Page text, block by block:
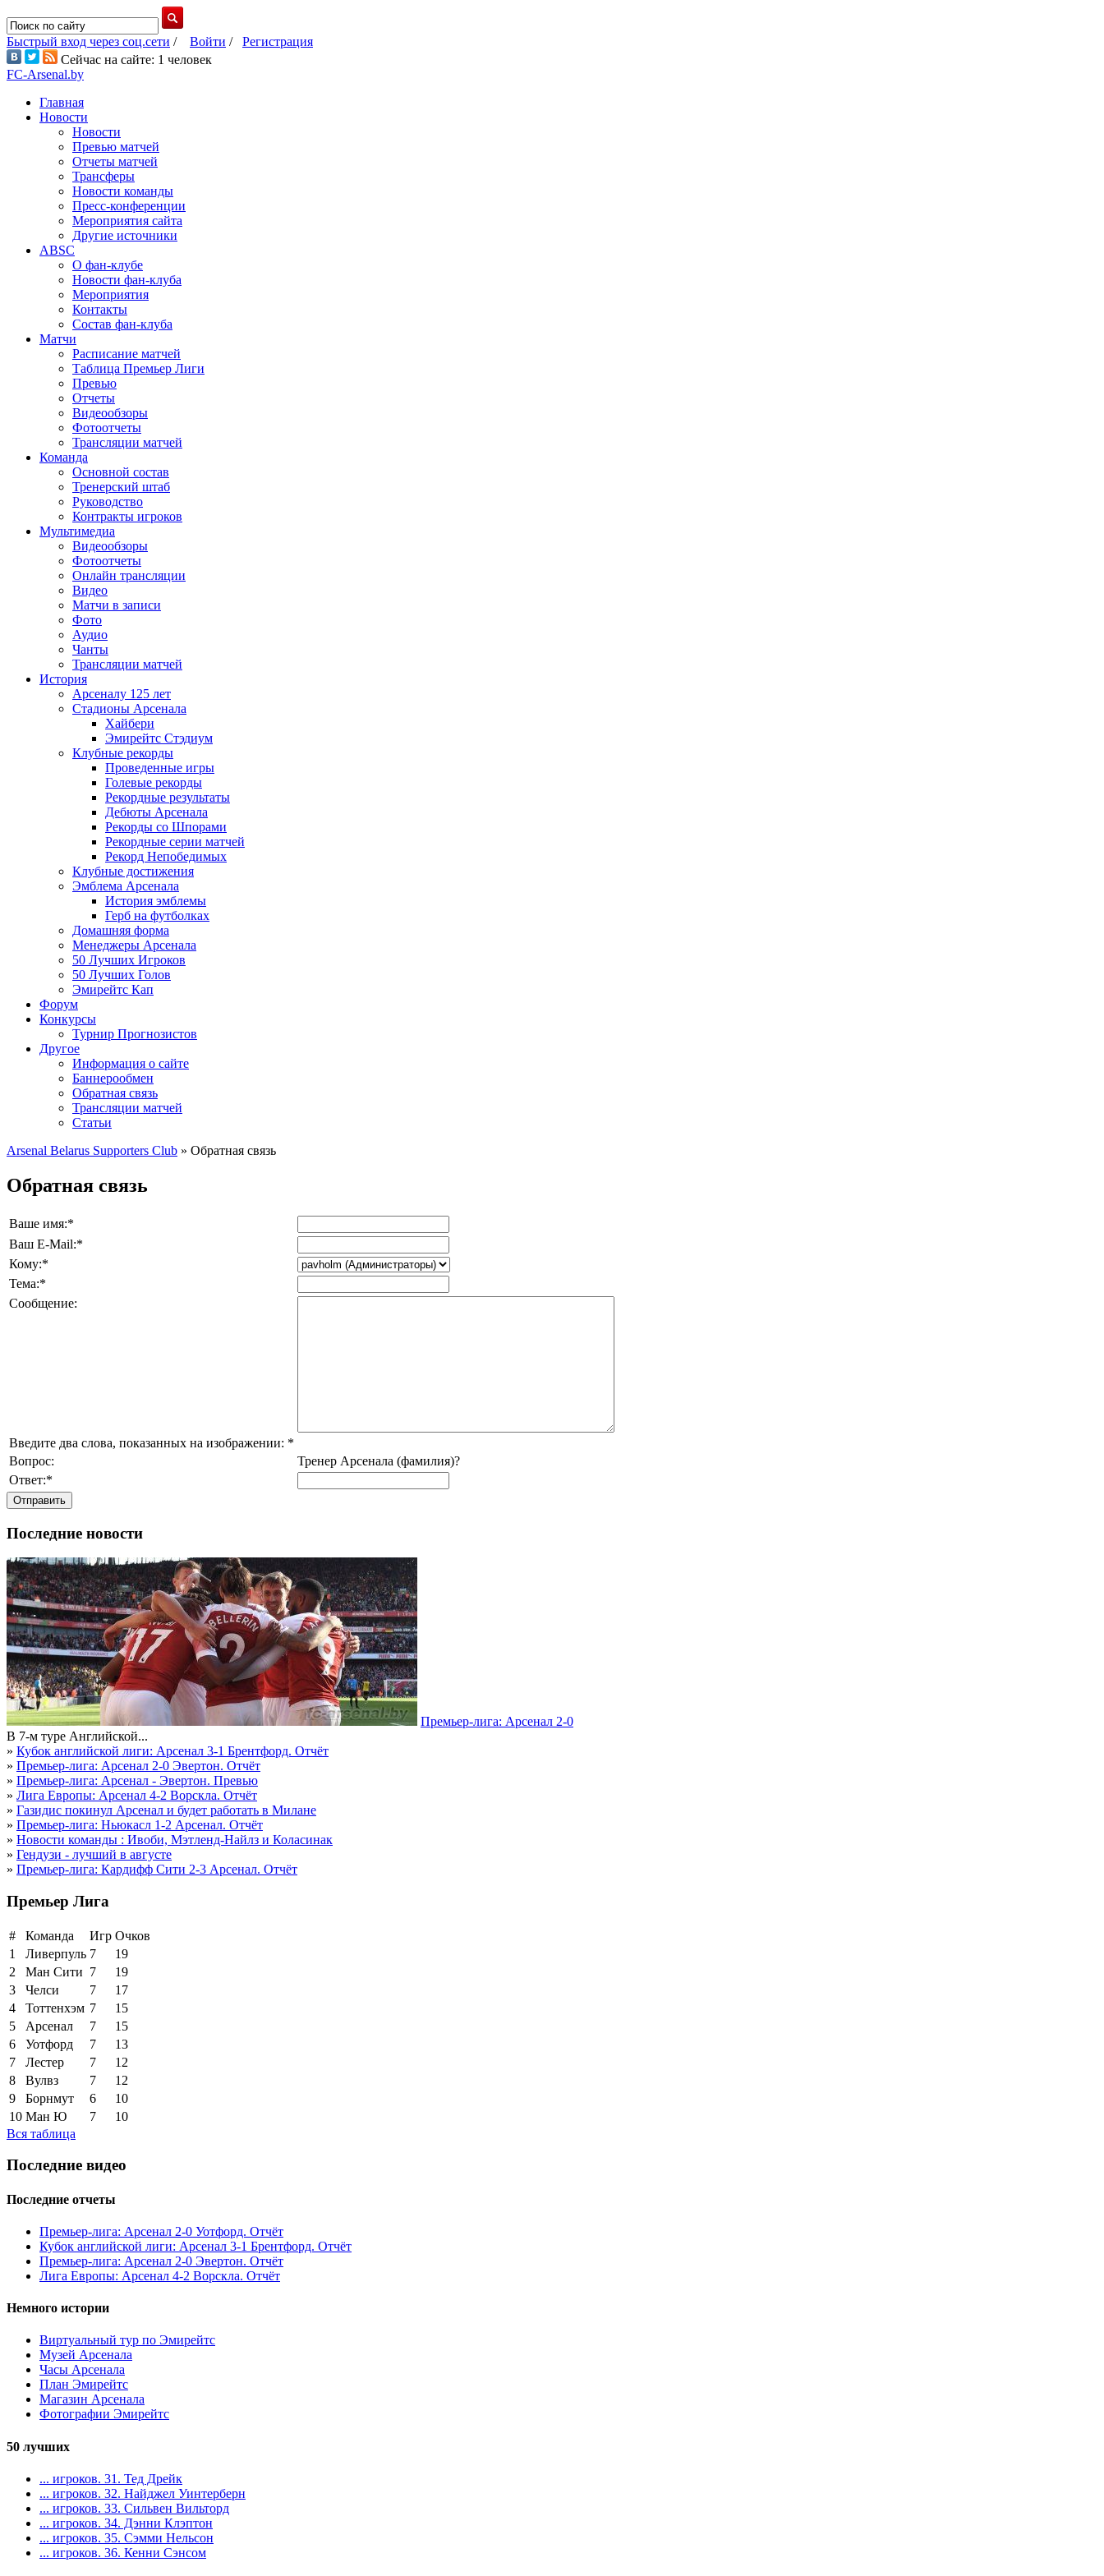
Быстрый вход через соц.сети / Войти / Регистрация
Сейчас на сайте: 1 человек
FC-Arsenal.by
Главная
Новости
Новости
Превью матчей
Отчеты матчей
Трансферы
Новости команды
Пресс-конференции
Мероприятия сайта
Другие источники
ABSC
О фан-клубе
Новости фан-клуба
Мероприятия
Контакты
Состав фан-клуба
Матчи
Расписание матчей
Таблица Премьер Лиги
Превью
Отчеты
Видеообзоры
Фотоотчеты
Трансляции матчей
Команда
Основной состав
Тренерский штаб
Руководство
Контракты игроков
Мультимедиа
Видеообзоры
Фотоотчеты
Онлайн трансляции
Видео
Матчи в записи
Фото
Аудио
Чанты
Трансляции матчей
История
Арсеналу 125 лет
Стадионы Арсенала
Хайбери
Эмирейтс Стэдиум
Клубные рекорды
Проведенные игры
Голевые рекорды
Рекордные результаты
Дебюты Арсенала
Рекорды со Шпорами
Рекордные серии матчей
Рекорд Непобедимых
Клубные достижения
Эмблема Арсенала
История эмблемы
Герб на футболках
Домашняя форма
Менеджеры Арсенала
50 Лучших Игроков
50 Лучших Голов
Эмирейтс Кап
Форум
Конкурсы
Турнир Прогнозистов
Другое
Информация о сайте
Баннерообмен
Обратная связь
Трансляции матчей
Статьи
Arsenal Belarus Supporters Club » Обратная связь
Обратная связь
Ваше имя:*
Ваш E-Mail:*
Кому:*
Тема:*
Сообщение:
Введите два слова, показанных на изображении: *
Вопрос:
Тренер Арсенала (фамилия)?
Ответ:*
Отправить
Последние новости
Премьер-лига: Арсенал 2-0
В 7-м туре Английской...
» Кубок английской лиги: Арсенал 3-1 Брентфорд. Отчёт
» Премьер-лига: Арсенал 2-0 Эвертон. Отчёт
» Премьер-лига: Арсенал - Эвертон. Превью
» Лига Европы: Арсенал 4-2 Ворскла. Отчёт
» Газидис покинул Арсенал и будет работать в Милане
» Премьер-лига: Ньюкасл 1-2 Арсенал. Отчёт
» Новости команды : Ивоби, Мэтленд-Найлз и Коласинак
» Гендузи - лучший в августе
» Премьер-лига: Кардифф Сити 2-3 Арсенал. Отчёт
Премьер Лига
# Команда Игр Очков
1
Ливерпуль 7
19
2
Ман Сити 7
19
3
Челси 7
17
4
Тоттенхэм 7
15
5
Арсенал 7
15
6
Уотфорд 7
13
7
Лестер 7
12
8
Вулвз 7
12
9
Борнмут 6
10
10 Ман Ю 7
10
Вся таблица
Последние видео
Последние отчеты
Премьер-лига: Арсенал 2-0 Уотфорд. Отчёт
Кубок английской лиги: Арсенал 3-1 Брентфорд. Отчёт
Премьер-лига: Арсенал 2-0 Эвертон. Отчёт
Лига Европы: Арсенал 4-2 Ворскла. Отчёт
Немного истории
Виртуальный тур по Эмирейтс
Музей Арсенала
Часы Арсенала
План Эмирейтс
Магазин Арсенала
Фотографии Эмирейтс
50 лучших
... игроков. 31. Тед Дрейк
... игроков. 32. Найджел Уинтерберн
... игроков. 33. Сильвен Вильторд
... игроков. 34. Дэнни Клэптон
... игроков. 35. Сэмми Нельсон
... игроков. 36. Кенни Сэнсом